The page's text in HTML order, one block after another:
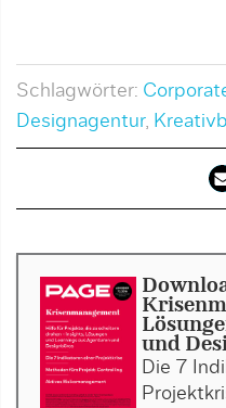
Schlagwörter:
Designagentur,
und
Die 7